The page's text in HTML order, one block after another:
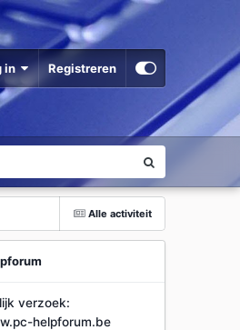
in Registreren
Alle activiteit
verzoek:
helpforum.be